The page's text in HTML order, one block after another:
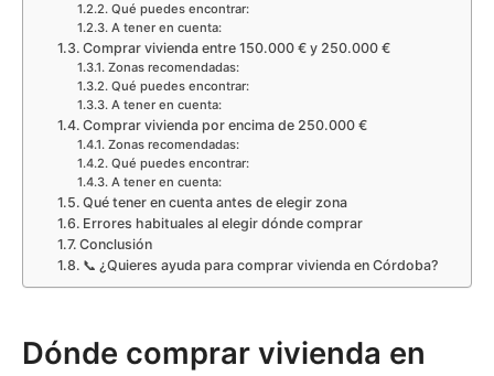
Qué puedes encontrar:
A tener en cuenta:
Comprar vivienda entre 150.000 € y 250.000 €
Zonas recomendadas:
Qué puedes encontrar:
A tener en cuenta:
Comprar vivienda por encima de 250.000 €
Zonas recomendadas:
Qué puedes encontrar:
A tener en cuenta:
Qué tener en cuenta antes de elegir zona
Errores habituales al elegir dónde comprar
Conclusión
📞 ¿Quieres ayuda para comprar vivienda en Córdoba?
Dónde comprar vivienda en